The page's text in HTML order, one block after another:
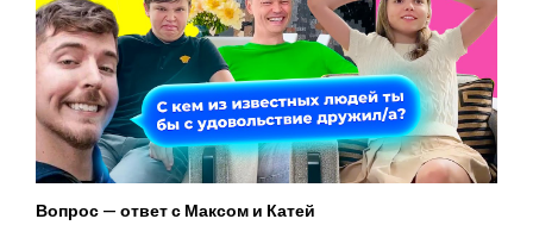
Вопрос — ответ с Максом и Катей